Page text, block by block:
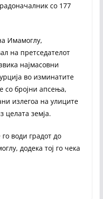
со 177
Имамоглу,
на претседателот
најмасовни
во изминатите
со бројни апсења,
излегоа на улиците
целата земја.
води градот до
додека тој го чека